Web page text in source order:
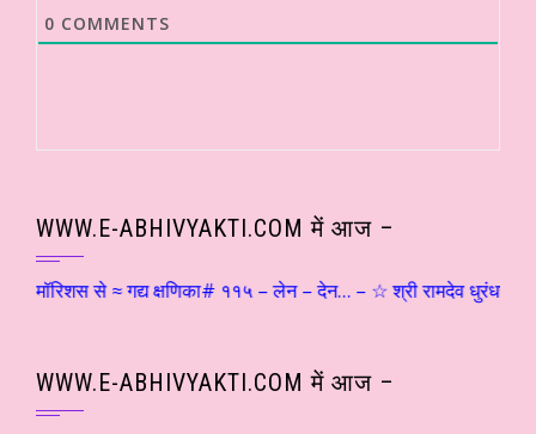
0 COMMENTS
WWW.E-ABHIVYAKTI.COM में आज –
से ≈ गद्य क्षणिका# ११५ – लेन – देन… – ☆ श्री रामदेव
WWW.E-ABHIVYAKTI.COM में आज –